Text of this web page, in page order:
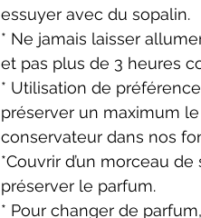
essuyer avec du sopalin.
* Ne jamais laisser
et pas plus de 3 heures
* Utilisation de
préserver un maximum
conservateur dans nos
*Couvrir d’un morceau
préserver le parfum.
* Pour changer de